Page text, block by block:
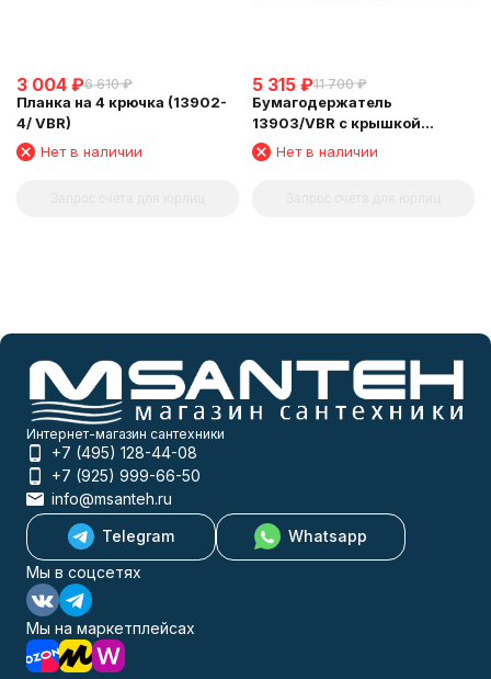
3 004 ₽6 610 ₽
Планка на 4 крючка (13902-
4/ VBR)
Нет в наличии
5 315 ₽11 700 ₽
Бумагодержатель
13903/VBR с крышкой
закрытый
Нет в наличии
Интернет-магазин сантехники
+7 (495) 128-44-08
+7 (925) 999-66-50
info@msanteh.ru
Telegram
Whatsapp
Мы в соцсетях
Мы на маркетплейсах